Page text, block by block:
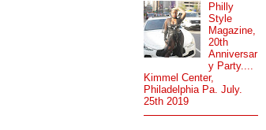
Philly
Style
Magazine,
20th
Anniversar
y Party....
Kimmel Center,
Philadelphia Pa. July.
25th 2019